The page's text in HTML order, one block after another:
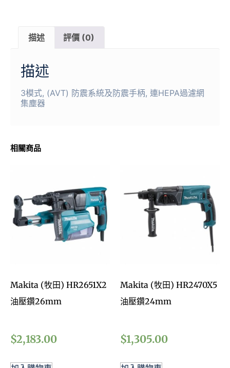
描述 評價 (0)
描述
3模式, (AVT) 防震系統及防震手柄, 連HEPA過濾網
集塵器
相關商品
Makita (牧田) HR2651X2
油壓鑽26mm
$2,183.00
Makita (牧田) HR2470X5
油壓鑽24mm
$1,305.00